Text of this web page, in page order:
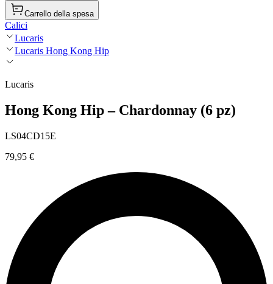
Carrello della spesa
Calici
Lucaris
Lucaris Hong Kong Hip
Lucaris
Hong Kong Hip – Chardonnay (6 pz)
LS04CD15E
79,95 €